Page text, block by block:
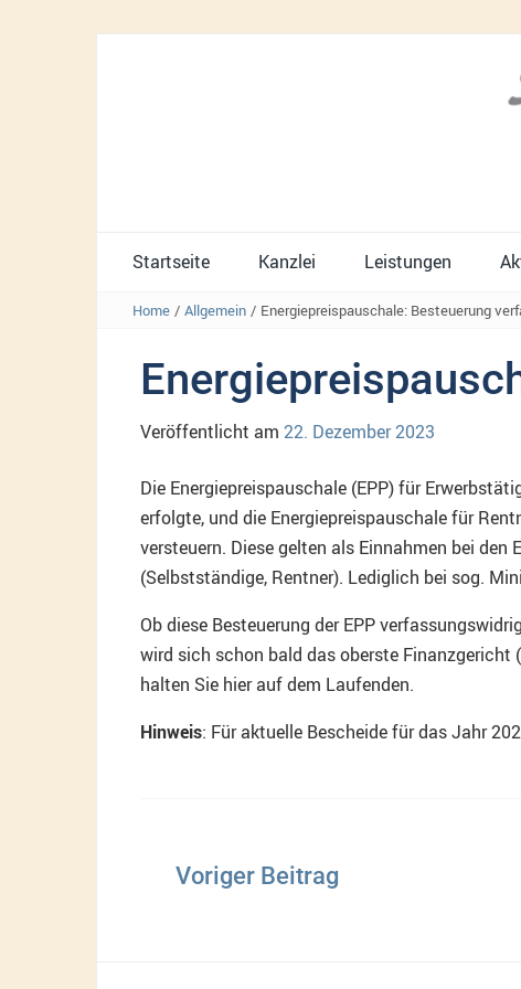
Startseite Kanzlei Leistungen
Home / Allgemein / Energiepreispauschale: Besteuerung
Veröffentlicht am 22. Dezember 2023
Die Energiepreispauschale (EPP) für
erfolgte, und die Energiepreispauschale für
versteuern. Diese gelten als Einnahmen bei
(Selbstständige, Rentner). Lediglich bei sog.
Ob diese Besteuerung der EPP
wird sich schon bald das oberste Finanzgericht
halten Sie hier auf dem Laufenden.
Hinweis: Für aktuelle Bescheide für das Jahr